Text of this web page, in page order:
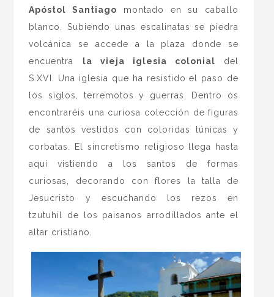
Apóstol Santiago montado en su caballo
blanco. Subiendo unas escalinatas se piedra
volcánica se accede a la plaza donde se
encuentra
la vieja iglesia colonial del
S.XVI. Una iglesia que ha resistido el paso de
los siglos, terremotos y guerras. Dentro os
encontraréis una curiosa colección de figuras
de santos vestidos con coloridas túnicas y
corbatas. El sincretismo religioso llega hasta
aquí vistiendo a los santos de formas
curiosas, decorando con flores la talla de
Jesucristo y escuchando los rezos en
tzutuhil de los paisanos arrodillados ante el
altar cristiano.